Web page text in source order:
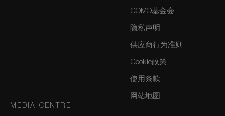
COMO基金会
隐私声明
供应商行为准则
Cookie政策
使用条款
网站地图
MEDIA CENTRE